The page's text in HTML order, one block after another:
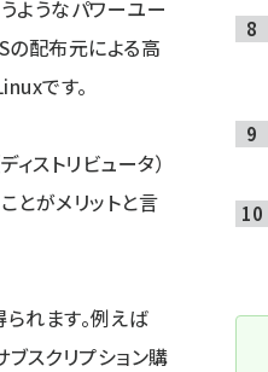
ようなパワーユー
の配布元による高
です。
ストリビュータ）
とがメリットと言
れます。例えば
スクリプション購